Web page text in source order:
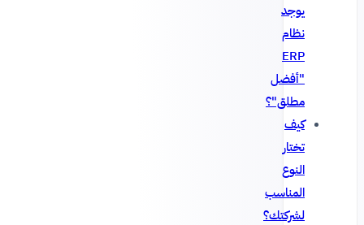
يوجد
نظام
ERP
"أفضل
مطلق"؟
كيف
تختار
النوع
المناسب
لشركتك؟